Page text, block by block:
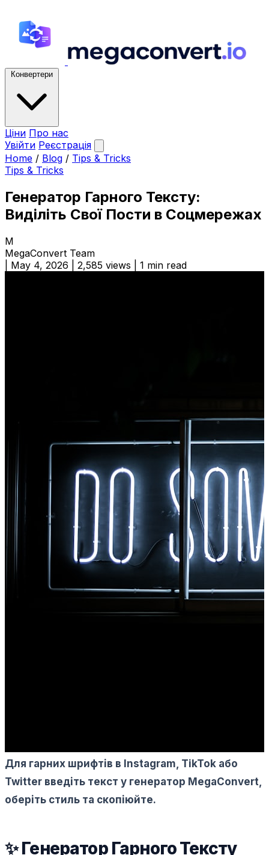
Конвертери
Ціни Про нас
Увійти Реєстрація
Home / Blog / Tips & Tricks
Tips & Tricks
Генератор Гарного Тексту:
Виділіть Свої Пости в Соцмережах
M
MegaConvert Team
May 4, 2026 2,585 views 1 min read
Для гарних шрифтів в Instagram, TikTok або
Twitter введіть текст у генератор MegaConvert,
оберіть стиль та скопіюйте.
✨ Генератор Гарного Тексту